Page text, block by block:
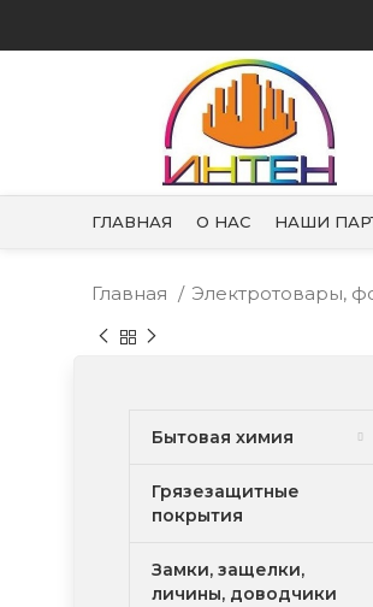
ГЛАВНАЯ О НАС НАШИ
Главная Электротовары,
Бытовая химия
Грязезащитные
покрытия
Замки, защелки,
личины, доводчики